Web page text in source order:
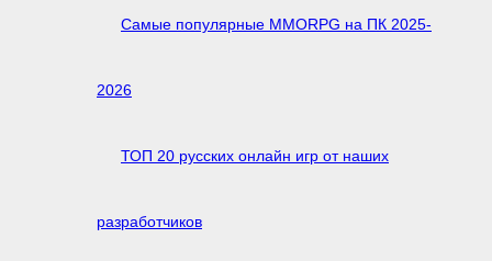
Самые популярные MMORPG на ПК 2025-
2026
ТОП 20 русских онлайн игр от наших
разработчиков